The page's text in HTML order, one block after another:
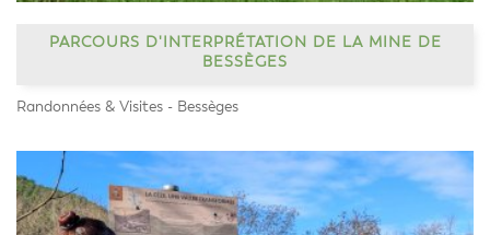
PARCOURS D'INTERPRÉTATION DE LA MINE DE
BESSÈGES
Randonnées & Visites - Bessèges